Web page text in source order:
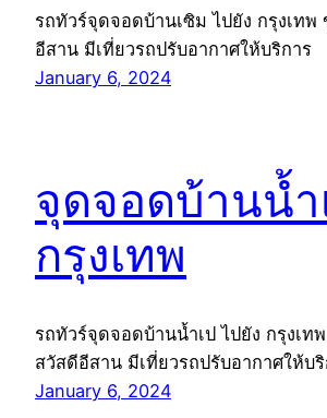
รถทัวร์จุดจอดบ้านเซิม ไปยัง กรุงเทพ
อีสาน มีเที่ยวรถปรับอากาศให้บริการ
January 6, 2024
จุดจอดบ้านน้ำ
กรุงเทพ
รถทัวร์จุดจอดบ้านน้ำเป ไปยัง กรุงเท
สวัสดีอีสาน มีเที่ยวรถปรับอากาศให้บ
January 6, 2024